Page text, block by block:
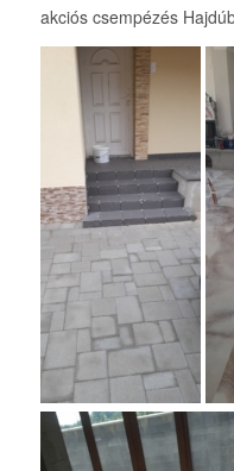
akciós csempézés